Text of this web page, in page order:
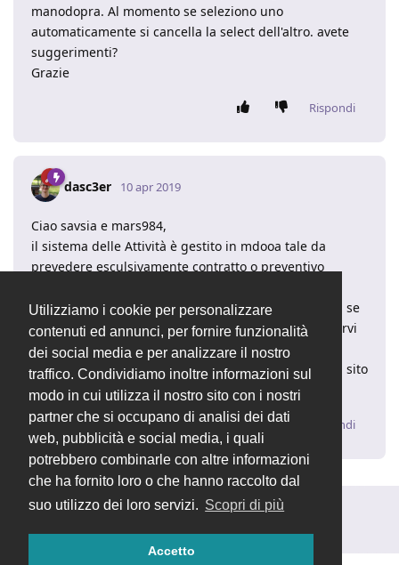
Utilizziamo i cookie per personalizzare
contenuti ed annunci, per fornire funzionalità
dei social media e per analizzare il nostro
traffico. Condividiamo inoltre informazioni sul
modo in cui utilizza il nostro sito con i nostri
partner che si occupano di analisi dei dati
web, pubblicità e social media, i quali
potrebbero combinarle con altre informazioni
che ha fornito loro o che hanno raccolto dal
suo utilizzo dei loro servizi. Scopri di più
Accetto
manodopra. Al momento se seleziono uno
automaticamente si cancella la select dell'altro. avete
suggerimenti?
Grazie
Rispondi
dasc3er 10 apr 2019
Ciao savsia e mars984,
il sistema delle Attività è gestito in mdooa tale da
prevedere esculsivamente contratto o preventivo
Possiamo proporne l'implementazione in futuro, ma se
ne avete urgenza e necessità vi consiglio di informarvi
circa una personalizzazione tramite una mail
all'indirizzoinfo@openstamanager.comoppure dal sito
ufficiale.
Rispondi
Rispondi alla discussione...